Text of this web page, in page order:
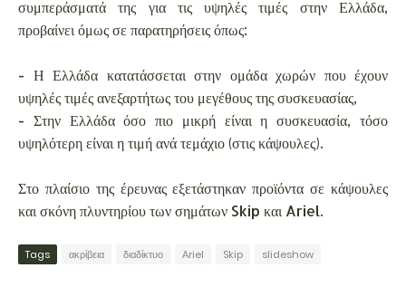
συμπεράσματά της για τις υψηλές τιμές στην Ελλάδα,
προβαίνει όμως σε παρατηρήσεις όπως:
- Η Ελλάδα κατατάσσεται στην ομάδα χωρών που έχουν
υψηλές τιμές ανεξαρτήτως του μεγέθους της συσκευασίας,
- Στην Ελλάδα όσο πιο μικρή είναι η συσκευασία, τόσο
υψηλότερη είναι η τιμή ανά τεμάχιο (στις κάψουλες).
Στο πλαίσιο της έρευνας εξετάστηκαν προϊόντα σε κάψουλες
και σκόνη πλυντηρίου των σημάτων Skip και Ariel.
Tags ακρίβεια διαδίκτυο Ariel Skip slideshow